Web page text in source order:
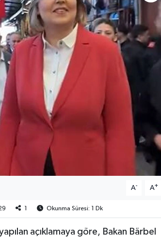
A- A+
Okunma Süresi: 1 Dk
açıklamaya göre, Bakan Bärbel